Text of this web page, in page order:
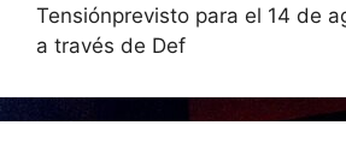
Tensiónprevisto para el 14 de
a través de Def